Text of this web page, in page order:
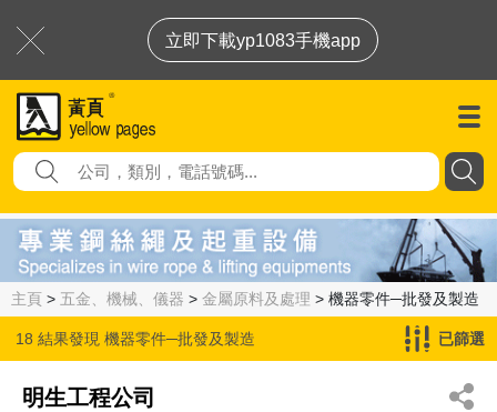
立即下載yp1083手機app
主頁 > 五金、機械、儀器 > 金屬原料及處理 > 機器零件─批發及製造
18 結果發現 機器零件─批發及製造 已篩選
明生工程公司